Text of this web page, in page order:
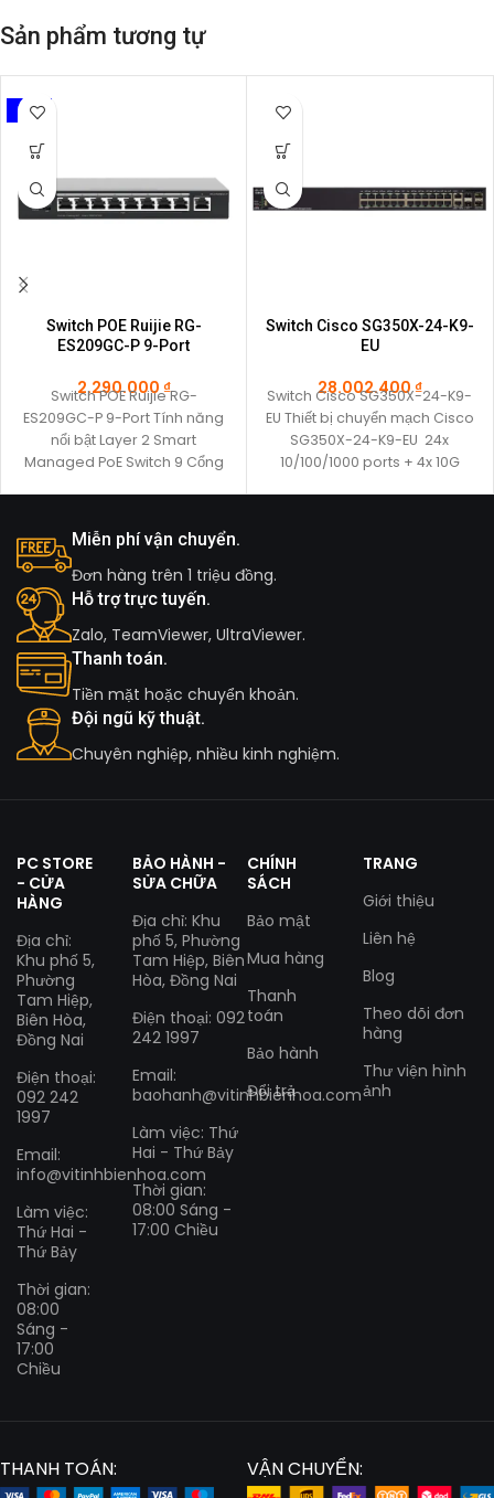
Sản phẩm tương tự
POE
Switch POE Ruijie RG-
ES209GC-P 9-Port
2.290.000₫
Switch POE Ruijie RG-
ES209GC-P 9-Port Tính năng
nổi bật Layer 2 Smart
Managed PoE Switch 9 Cổng
Switch Cisco SG350X-24-K9-
EU
28.002.400₫
Switch Cisco SG350X-24-K9-
EU Thiết bị chuyển mạch Cisco
SG350X-24-K9-EU 24x
10/100/1000 ports + 4x 10G
Miễn phí vận chuyển.
Đơn hàng trên 1 triệu đồng.
Hỗ trợ trực tuyến.
Zalo, TeamViewer, UltraViewer.
Thanh toán.
Tiền mặt hoặc chuyển khoản.
Đội ngũ kỹ thuật.
Chuyên nghiệp, nhiều kinh nghiệm.
PC STORE
- CỬA
HÀNG
Địa chỉ:
Khu phố 5,
Phường
Tam Hiệp,
Biên Hòa,
Đồng Nai
Điện thoại:
092 242
1997
Email:
info@vitinhbienhoa.com
Làm việc:
Thứ Hai -
Thứ Bảy
Thời gian:
08:00
Sáng -
17:00
Chiều
BẢO HÀNH -
SỬA CHỮA
Địa chỉ: Khu
phố 5, Phường
Tam Hiệp, Biên
Hòa, Đồng Nai
Điện thoại: 092
242 1997
Email:
baohanh@vitinhbienhoa.com
Làm việc: Thứ
Hai - Thứ Bảy
Thời gian:
08:00 Sáng -
17:00 Chiều
CHÍNH
SÁCH
Bảo mật
Mua hàng
Thanh
toán
Bảo hành
Đổi trả
TRANG
Giới thiệu
Liên hệ
Blog
Theo dõi đơn
hàng
Thư viện hình
ảnh
THANH TOÁN: VẬN CHUYỂN: